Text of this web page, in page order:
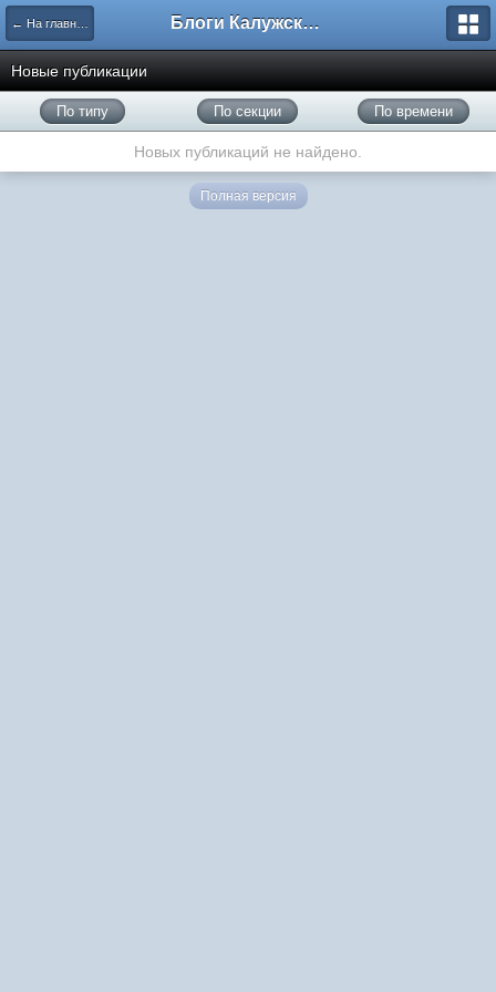
← На главную Блоги Калужского перекрестка
Новые публикации
По типу По секции По времени
Новых публикаций не найдено.
Полная версия